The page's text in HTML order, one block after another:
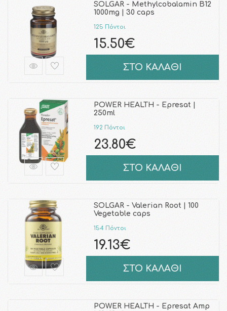
SOLGAR - Methylcobalamin B12
1000mg | 30 caps
125 Πόντοι
15.50€
ΣΤΟ ΚΑΛΑΘΙ
POWER HEALTH - Epresat |
250ml
192 Πόντοι
23.80€
ΣΤΟ ΚΑΛΑΘΙ
SOLGAR - Valerian Root | 100
Vegetable caps
154 Πόντοι
19.13€
ΣΤΟ ΚΑΛΑΘΙ
POWER HEALTH - Epresat Amp